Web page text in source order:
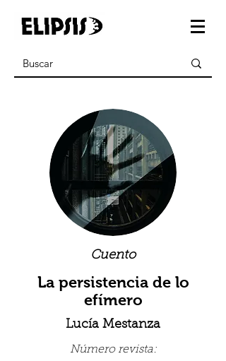
Cuento
La persistencia de lo
efímero
Lucía Mestanza
Número revista: